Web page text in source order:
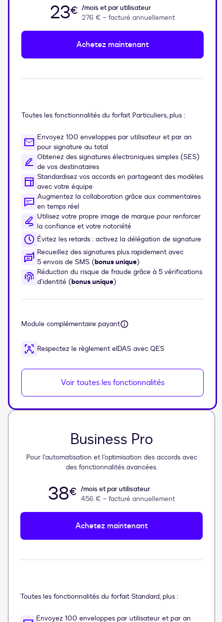
23€ /mois et par utilisateur
276 € – facturé annuellement
Achetez maintenant
Toutes les fonctionnalités du forfait Particuliers, plus :
Envoyez 100 enveloppes par utilisateur et par an
pour signature au total
Obtenez des signatures électroniques simples (SES)
de vos destinataires
Standardisez vos accords en partageant des modèles
avec votre équipe
Augmentez la collaboration grâce aux commentaires
en temps réel
Utilisez votre propre image de marque pour renforcer
la confiance et votre notoriété
Évitez les retards : activez la délégation de signature
Recueillez des signatures plus rapidement avec
5 envois de SMS (bonus unique)
Réduction du risque de fraude grâce à 5 vérifications
d’identité (bonus unique)
Module complémentaire payant
Respectez le règlement eIDAS avec QES
Voir toutes les fonctionnalités
Business Pro
Pour l’automatisation et l’optimisation des accords avec
des fonctionnalités avancées.
38€ /mois et par utilisateur
456 € – facturé annuellement
Achetez maintenant
Toutes les fonctionnalités du forfait Standard, plus :
Envoyez 100 enveloppes par utilisateur et par an